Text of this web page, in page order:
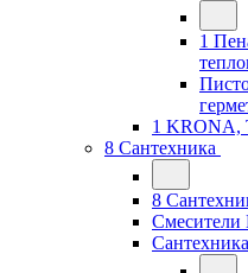
1
1 KRONA,
8 Сантехника
8
Смесители